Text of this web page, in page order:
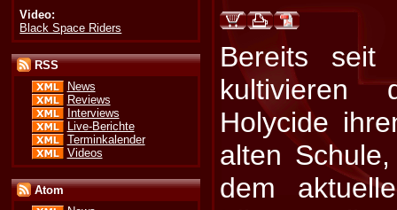
Video:
Black Space Riders
RSS
News
Reviews
Interviews
Live-Berichte
Terminkalender
Videos
Atom
Bereits seit
kultivieren
Holycide
alten
dem